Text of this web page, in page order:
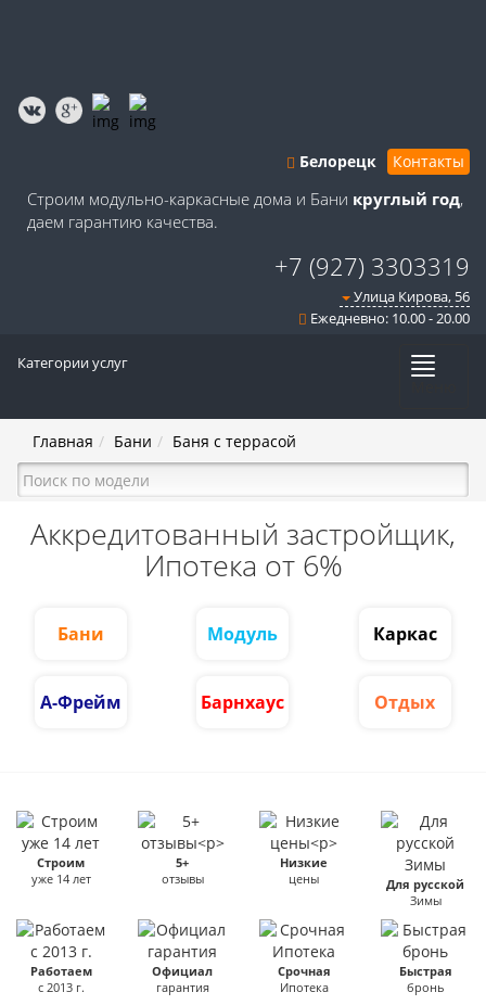
Белорецк Контакты
Строим модульно-каркасные дома и Бани круглый год,
даем гарантию качества.
+7 (927) 3303319
Улица Кирова, 56
Ежедневно: 10.00 - 20.00
Категории услуг
Главная Бани Баня с террасой
Аккредитованный застройщик,
Ипотека от 6%
Бани Модуль Каркас
А-Фрейм Барнхаус Отдых
Строим
уже 14 лет
5+
отзывы
Низкие
цены
Для русской
Зимы
Работаем
с 2013 г.
Официал
гарантия
Срочная
Ипотека
Быстрая
бронь